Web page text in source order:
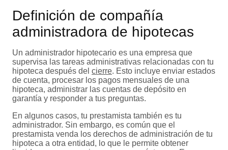
Definición de compañía
administradora de hipotecas
Un administrador hipotecario es una empresa que
supervisa las tareas administrativas relacionadas con tu
hipoteca después del cierre. Esto incluye enviar estados
de cuenta, procesar los pagos mensuales de una
hipoteca, administrar las cuentas de depósito en
garantía y responder a tus preguntas.
En algunos casos, tu prestamista también es tu
administrador. Sin embargo, es común que el
prestamista venda los derechos de administración de tu
hipoteca a otra entidad, lo que le permite obtener